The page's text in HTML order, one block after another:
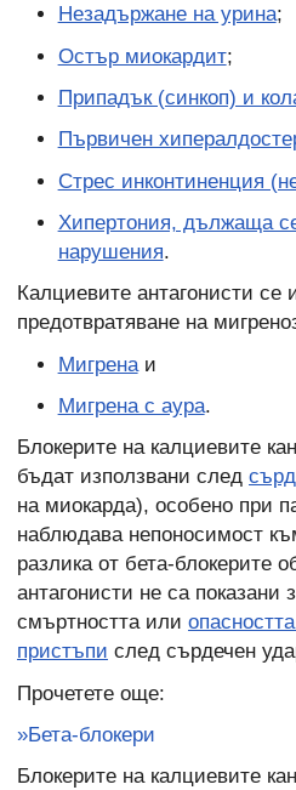
Незадържане на урина;
Остър миокардит;
Припадък (синкоп) и
Първичен
Стрес инконтиненция
Хипертония, дължаща
нарушения.
Калциевите антагонисти се
предотвратяване на
Мигренаи
Мигрена с аура.
Блокерите на калциевите
бъдат използвани след
на миокарда), особено при
наблюдава непоносимост
разлика от бета-блокерите
антагонисти не са показани
смъртността или
пристъпи след сърдечен
Прочетете още:
»Бета-блокери
Блокерите на калциевите